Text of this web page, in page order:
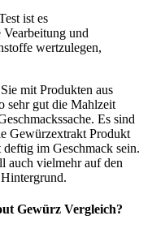
ist es
Vearbeitung und
wertzulegen,
mit Produkten aus
sehr gut die Mahlzeit
Es sind
Gewürzextrakt Produkt
im Geschmack sein.
auch vielmehr auf den
Gewürz Vergleich?